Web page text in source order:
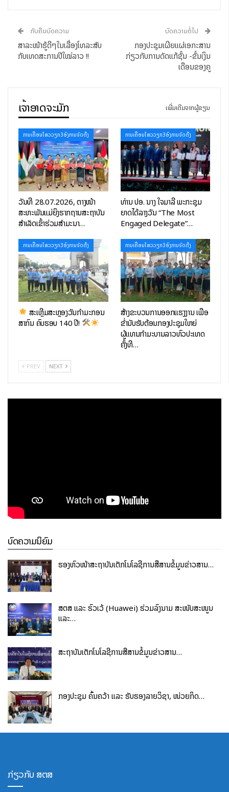
ກັບຄືນບົດຄວາມ
ສາລະໜ້າຮູ້ດີໆໃນເລື່ອງໂທລະສັບ
ກັບເທດສະການປີໃໝ່ລາວ !!
ບົດຄວາມຕໍ່ໄປ
ກອງປະຊຸມເຜີຍແຜ່ເອກະສານ
ກ່ຽວກັບການດັດແກ້ຊັ້ນ -ຂັ້ນເງິນ
ເດືອນຂອງຄູ
ເຈົ້າອາດຈະມັກ ເພີ່ມເຕີມຈາກຜູ້ຂຽນ
ການເຄື່ອນໄຫວວຽກ3ອົງການຈັດຕັ້ງ
ວັນທີ 28.07.2026, ຕາງໜ້າ
ສະຫະພັນແມ່ຍິງຮາກຖານສະຖາບັນ
ສຳເລັດເຂົ້າຮ່ວມສຳມະນາ…
ການເຄື່ອນໄຫວວຽກ3ອົງການຈັດຕັ້ງ
ທ່ານ ປອ. ນາງ ໃຈມາລີ ພະກະຊຸມ
ຍາດໄດ້ລາງວັນ “The Most
Engaged Delegate”…
ການເຄື່ອນໄຫວວຽກ3ອົງການຈັດຕັ້ງ
ສະເຫຼີມສະຫຼອງວັນກຳມະກອນ
ສາກົນ ຄົບຮອບ 140 ປີ!
ການເຄື່ອນໄຫວວຽກ3ອົງການຈັດຕັ້ງ
ສ້າງຂະບວນການອອກແຮງງານ ເພື່ອ
ຂ່ຳນັບຮັບຕ້ອນກອງປະຊຸມໃຫຍ່
ຜູ້ແທນກຳມະບານລາວທົ່ວປະເທດ
ຄັ້ງທີ…
PREV NEXT
ບົດຄວາມນິຍົມ
ຮອງຫົວໜ້າສະຖາບັນເຕັກໂນໂລຊີການສື່ສານຂໍ້ມູນຂ່າວສານ…
ສຕສ ແລະ ຮົວເວ້ (Huawei) ຮ່ວມລົງນາມ ສະໜັບສະໜູນ
ແລະ…
ສະຖາບັນເຕັກໂນໂລຊີການສື່ສານຂໍ້ມູນຂ່າວສານ…
ກອງປະຊຸມ ຄົ້ນຄວ້າ ແລະ ຮັບຮອງລາຍວິຊາ, ໜ່ວຍກິດ…
ກ່ຽວກັບ ສຕສ